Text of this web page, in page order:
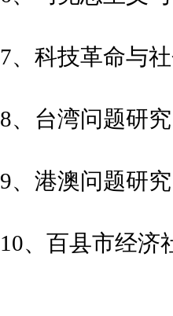
7、科技革命与
8、台湾问题研究
9、港澳问题研究
10、百县市经济